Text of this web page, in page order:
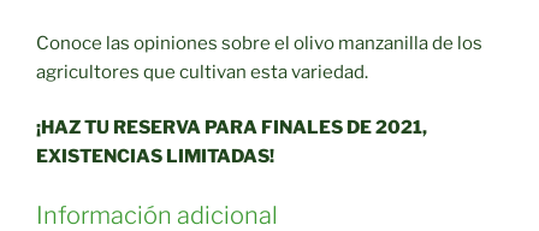
Conoce las opiniones sobre el olivo manzanilla de los
agricultores que cultivan esta variedad.
¡HAZ TU RESERVA PARA FINALES DE 2021,
EXISTENCIAS LIMITADAS!
Información adicional